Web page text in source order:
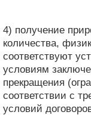
4) получение
количества,
соответствуют
условиям
прекращения
соответствии с
условий